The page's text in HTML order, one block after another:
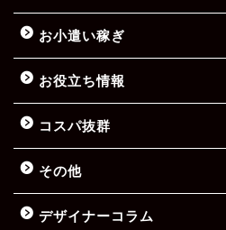
お小遣い稼ぎ
お役立ち情報
コスパ抜群
その他
デザイナーコラム